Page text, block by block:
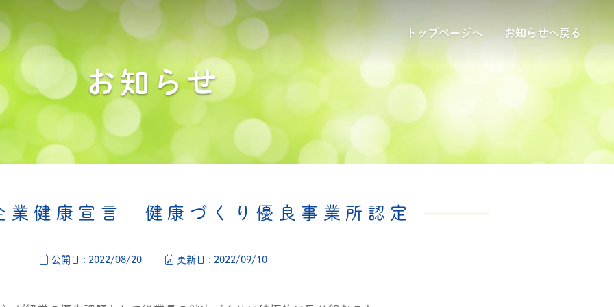
トップページへ お知らせへ戻る
お知らせ
業健康宣言 健康づくり優良事業所認定
公開日 : 2022/08/20 更新日 : 2022/09/10